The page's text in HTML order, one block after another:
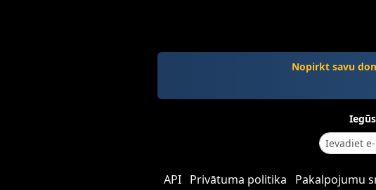
Nopirkt savu
API Privātuma politika Pakalpojumu